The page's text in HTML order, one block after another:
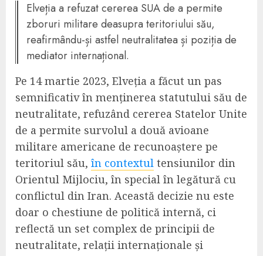
Elveția a refuzat cererea SUA de a permite
zboruri militare deasupra teritoriului său,
reafirmându-și astfel neutralitatea și poziția de
mediator internațional.
Pe 14 martie 2023, Elveția a făcut un pas
semnificativ în menținerea statutului său de
neutralitate, refuzând cererea Statelor Unite
de a permite survolul a două avioane
militare americane de recunoaștere pe
teritoriul său, în contextul tensiunilor din
Orientul Mijlociu, în special în legătură cu
conflictul din Iran. Această decizie nu este
doar o chestiune de politică internă, ci
reflectă un set complex de principii de
neutralitate, relații internaționale și